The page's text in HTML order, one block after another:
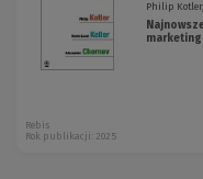
Philip
Rebis
Rok publikacji: 2025